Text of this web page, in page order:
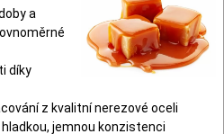
a
díky
z kvalitní nerezové oceli
jemnou konzistenci